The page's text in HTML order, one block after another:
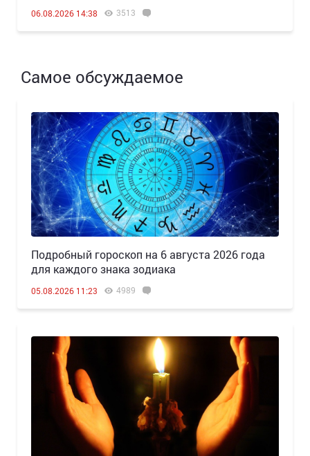
06.08.2026 14:38 3513
Самое обсуждаемое
Подробный гороскоп на 6 августа 2026 года
для каждого знака зодиака
05.08.2026 11:23 4989